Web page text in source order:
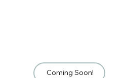
Coming Soon!